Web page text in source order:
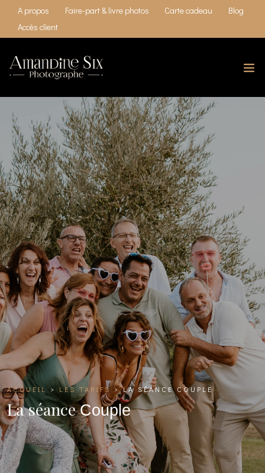
A propos Faire-part & livre photos Carte cadeau
Blog
Accès client
ACCUEIL >LES TARIFS>LA SÉANCECOUPLE
La séanceCouple